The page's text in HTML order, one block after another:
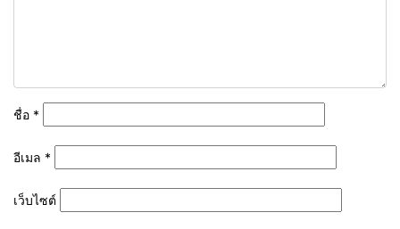
ชื่อ *
อีเมล *
เว็บไซต์